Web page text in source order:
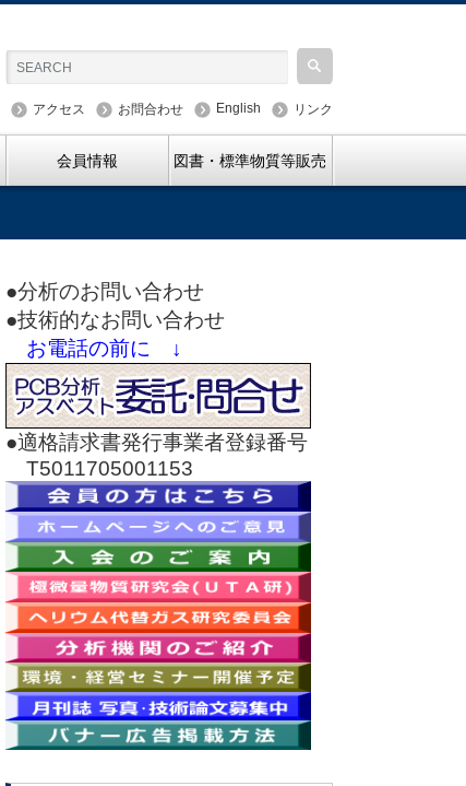
アクセス お問合わせ English リンク
会員情報 図書・標準物質等販売
●分析のお問い合わせ
●技術的なお問い合わせ
お電話の前に ↓
●適格請求書発行事業者登録番号
T5011705001153